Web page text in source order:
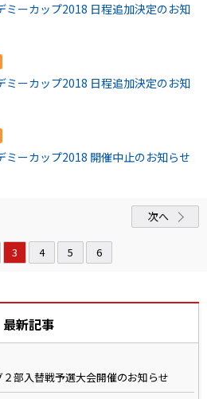
ミーカップ2018 日程追加決定のお知
ミーカップ2018 日程追加決定のお知
ーカップ2018 開催中止のお知らせ
3 4 5 6
次へ
最新記事
部入替戦予選大会開催のお知らせ